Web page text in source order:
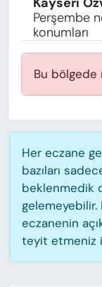
Perşembe
konumları
Bu bölgede
Her eczane
bazıları
beklenmedik
gelemeyebilir.
eczanenin
teyit etmeniz
EĞİTİM
SAĞLIK
KÜLTÜR-
MAGAZİN
ÖZEL
YAZAR
Haber Arşivi